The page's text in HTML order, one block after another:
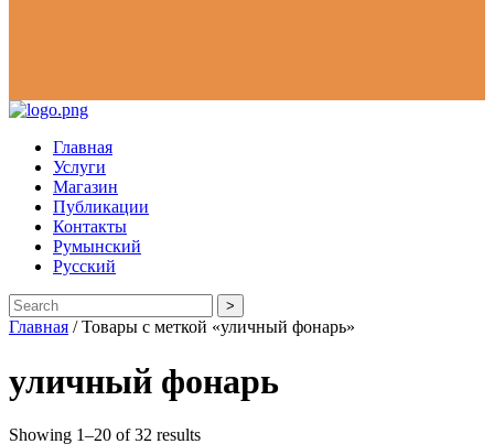
Главная
Услуги
Магазин
Публикации
Контакты
Румынский
Русский
>
Главная / Товары с меткой «уличный фонарь»
уличный фонарь
Showing 1–20 of 32 results